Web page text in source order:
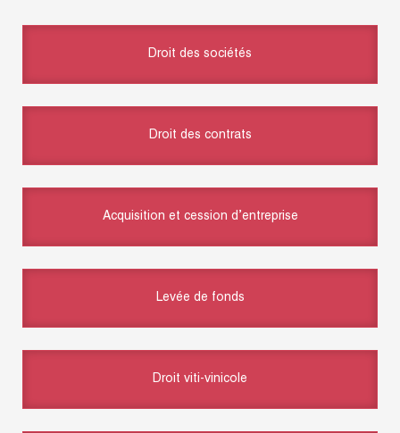
Droit des sociétés
Droit des contrats
Acquisition et cession d’entreprise
Levée de fonds
Droit viti-vinicole